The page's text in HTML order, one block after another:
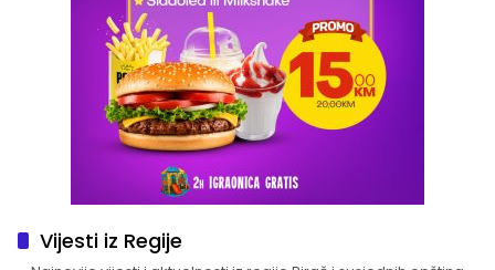
Vijesti iz Regije